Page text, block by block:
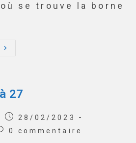
se trouve la borne
27
28/02/2023
0 commentaire